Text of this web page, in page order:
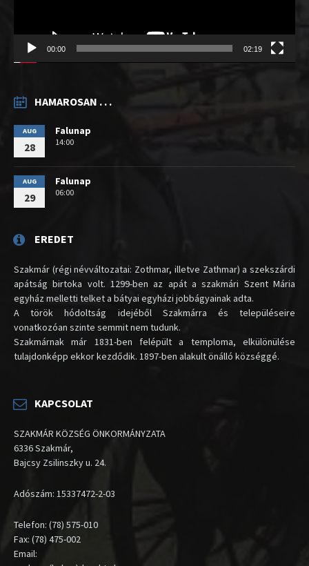
00:00 02:19
HAMAROSAN . . .
AUG
28
Falunap
14:00
AUG
29
Falunap
06:00
EREDET
Szakmár (régi névváltozatai: Zothmar, illetve Zathmar) a szekszárdi
apátság birtoka volt. 1299-ben az apát a szakmári Szent Mária
egyház melletti telket a bátyai egyházi jobbágyainak adta.
A török hódoltság idejéből Szakmárra és településeire
vonatkozóan szinte semmit nem tudunk.
Szakmárnak már 1831-ben felépült a temploma, elkülönülése
tulajdonképp ekkor kezdődik. 1897-ben alakult önálló községgé.
KAPCSOLAT
SZAKMÁR KÖZSÉG ÖNKORMÁNYZATA
6336 Szakmár,
Bajcsy Zsilinszky u. 24.
Adószám: 15337472-2-03
Telefon: (78) 575-010
Fax: (78) 475-002
Email: